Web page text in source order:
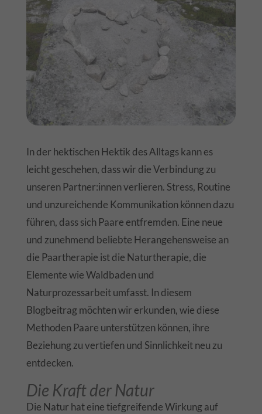
In der hektischen Hektik des Alltags kann es
leicht geschehen, dass wir die Verbindung zu
unseren Partner:innen verlieren. Stress, Routine
und unzureichende Kommunikation können dazu
führen, dass sich Paare entfremden. Eine neue
und zunehmend beliebte Herangehensweise an
die Paartherapie ist die Naturtherapie, die
Elemente wie Waldbaden und
Naturprozessarbeit umfasst. In diesem
Blogbeitrag möchten wir erkunden, wie diese
Methoden Paare unterstützen können, ihre
Beziehung zu vertiefen und Sinnlichkeit neu zu
entdecken.
Die Kraft der Natur
Die Natur hat eine tiefgreifende Wirkung auf